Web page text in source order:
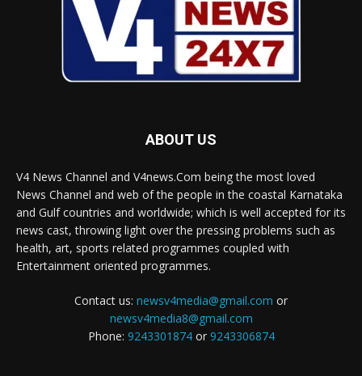
ABOUT US
V4 News Channel and V4news.Com being the most loved
News Channel and web of the people in the coastal Karnataka
and Gulf countries and worldwide; which is well accepted for its
news cast, throwing light over the pressing problems such as
health, art, sports related programmes coupled with
Entertainment oriented programmes.
Contact us: newsv4media@gmail.com or
newsv4media8@gmail.com
Phone: 9243301874or 9243306874